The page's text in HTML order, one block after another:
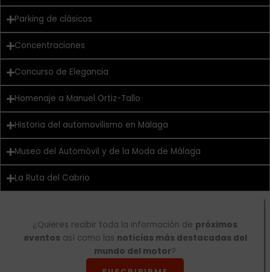
Parking de clásicos
Concentraciones
Concurso de Elegancia
Homenaje a Manuel Ortiz-Tallo
Historia del automovilismo en Málaga
Museo del Automóvil y de la Moda de Málaga
La Ruta del Cabrio
¿Quieres recibir toda la información de próximos
eventos así como las noticias más destacadas del
mundo del motor?